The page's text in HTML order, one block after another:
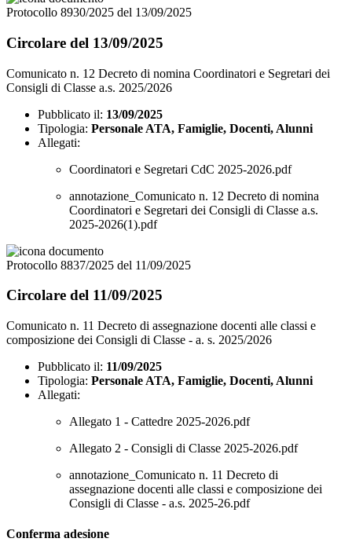
Protocollo 8930/2025 del 13/09/2025
Circolare del 13/09/2025
Comunicato n. 12 Decreto di nomina Coordinatori e Segretari dei
Consigli di Classe a.s. 2025/2026
Pubblicato il: 13/09/2025
Tipologia: Personale ATA, Famiglie, Docenti, Alunni
Allegati:
Coordinatori e Segretari CdC 2025-2026.pdf
annotazione_Comunicato n. 12 Decreto di nomina
Coordinatori e Segretari dei Consigli di Classe a.s.
2025-2026(1).pdf
Protocollo 8837/2025 del 11/09/2025
Circolare del 11/09/2025
Comunicato n. 11 Decreto di assegnazione docenti alle classi e
composizione dei Consigli di Classe - a. s. 2025/2026
Pubblicato il: 11/09/2025
Tipologia: Personale ATA, Famiglie, Docenti, Alunni
Allegati:
Allegato 1 - Cattedre 2025-2026.pdf
Allegato 2 - Consigli di Classe 2025-2026.pdf
annotazione_Comunicato n. 11 Decreto di
assegnazione docenti alle classi e composizione dei
Consigli di Classe - a.s. 2025-26.pdf
Conferma adesione